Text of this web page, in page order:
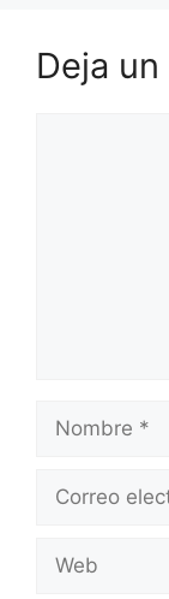
Deja
electrónico